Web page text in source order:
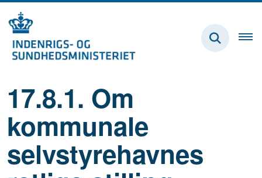
17.8.1. Om
kommunale
selvstyrehavnes